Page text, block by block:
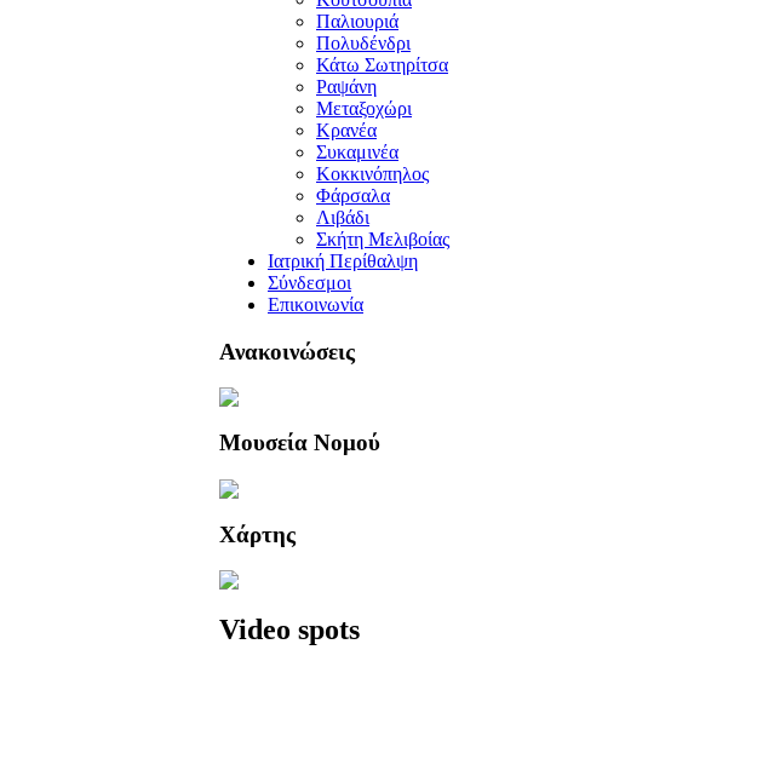
Παλιουριά
Πολυδένδρι
Κάτω Σωτηρίτσα
Ραψάνη
Μεταξοχώρι
Κρανέα
Συκαμινέα
Κοκκινόπηλος
Φάρσαλα
Λιβάδι
Σκήτη Μελιβοίας
Ιατρική Περίθαλψη
Σύνδεσμοι
Επικοινωνία
Ανακοινώσεις
Μουσεία Νομού
Χάρτης
Video spots